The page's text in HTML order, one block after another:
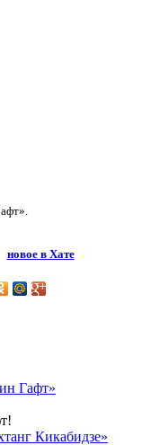
новое в Хате
Гафт»
Кикабидзе»